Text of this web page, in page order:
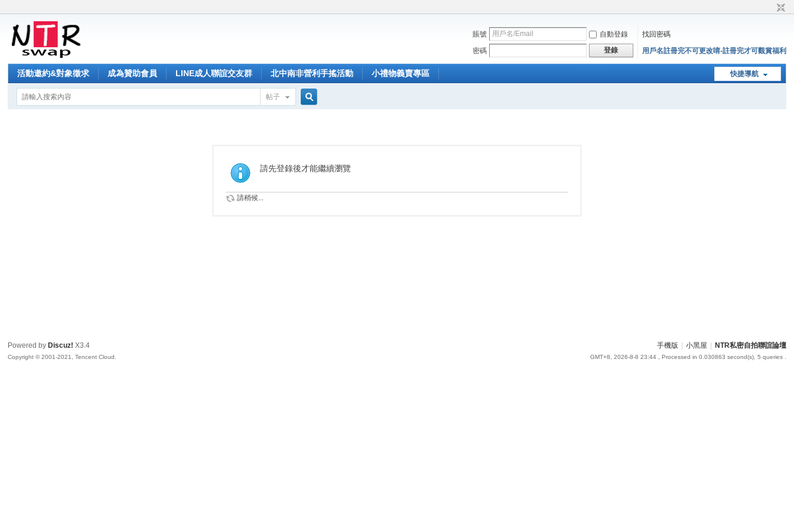
賬號 自動登錄
找回密碼
密碼
登錄 用戶名註冊完不可更改唷-註冊完才可觀賞福利
快捷導航
活動邀約&對象徵求 成為贊助會員 LINE成人聯誼交友群 北中南非營利手搖活動 小禮物義賣專區
帖子
索
請先登錄後才能繼續瀏覽
請稍候...
手機版 小黑屋 NTR私密自拍聯誼論壇
GMT+8, 2026-8-8 23:44, Processed in 0.030863 second(s), 5 queries .
Powered by Discuz! X3.4
Copyright © 2001-2021, Tencent Cloud.